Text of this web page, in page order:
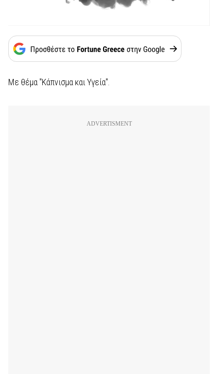
Με θέμα "Κάπνισμα και Υγεία".